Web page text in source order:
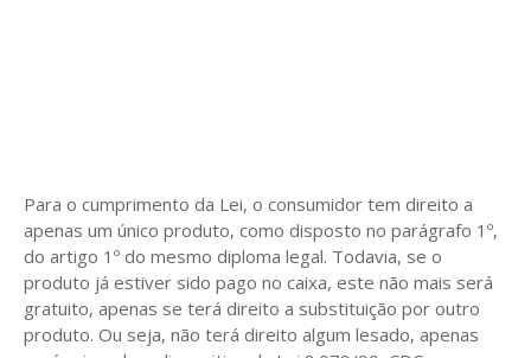
Para o cumprimento da Lei, o consumidor tem direito a
apenas um único produto, como disposto no parágrafo 1º,
do artigo 1º do mesmo diploma legal. Todavia, se o
produto já estiver sido pago no caixa, este não mais será
gratuito, apenas se terá direito a substituição por outro
produto. Ou seja, não terá direito algum lesado, apenas